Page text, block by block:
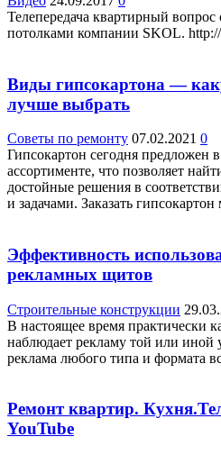
Телепередача квартирный
потолками компании SKOL.
Виды гипсокартона —
лучше выбрать
Советы по ремонту 07.02.2021 0
Гипсокартон сегодня предложен
ассортименте, что позволяет
достойные решения в
и задачами. Заказать
Эффективность
рекламных щитов
Строительные конструкции
В настоящее время практически
наблюдает рекламу той или иной
реклама любого типа и формата
Ремонт квартир.
YouTube